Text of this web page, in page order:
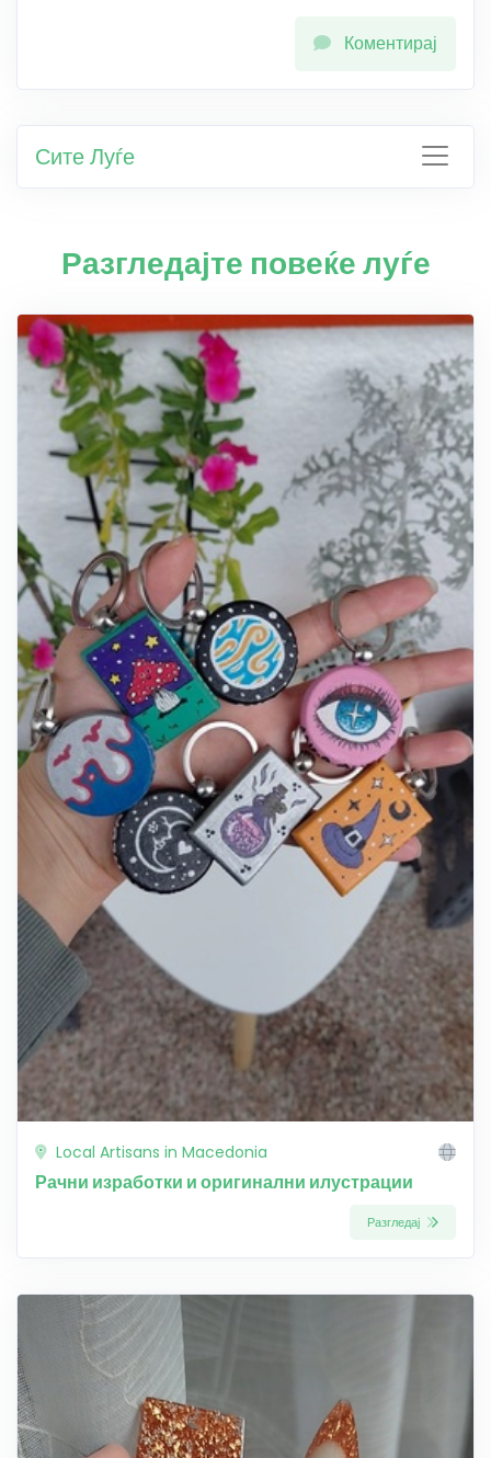
Коментирај
Сите Луѓе
Разгледајте повеќе луѓе
Local Artisans in Macedonia
Рачни изработки и оригинални илустрации
Разгледај